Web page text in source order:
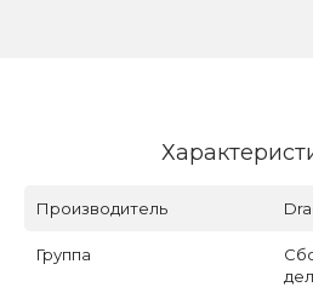
Производитель
Группа